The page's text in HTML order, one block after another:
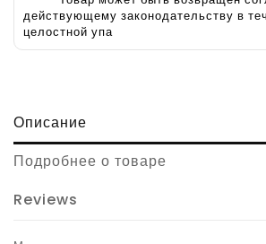
действующему законодательству в
целостной упа
Описание
Подробнее о товаре
Reviews